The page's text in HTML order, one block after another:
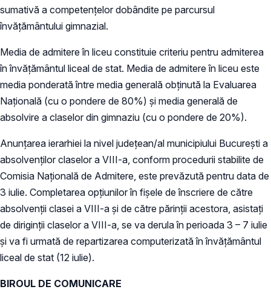
sumativă a competențelor dobândite pe parcursul
învățământului gimnazial.
Media de admitere în liceu constituie criteriu pentru admiterea
în învățământul liceal de stat. Media de admitere în liceu este
media ponderată între media generală obținută la Evaluarea
Națională (cu o pondere de 80%) şi media generală de
absolvire a claselor din gimnaziu (cu o pondere de 20%).
Anunțarea ierarhiei la nivel județean/al municipiului București a
absolvenților claselor a VIII-a, conform procedurii stabilite de
Comisia Națională de Admitere, este prevăzută pentru data de
3 iulie. Completarea opțiunilor în fișele de înscriere de către
absolvenții clasei a VIII-a și de către părinții acestora, asistați
de diriginții claselor a VIII-a, se va derula în perioada 3 – 7 iulie
și va fi urmată de repartizarea computerizată în învățământul
liceal de stat (12 iulie).
BIROUL DE COMUNICARE